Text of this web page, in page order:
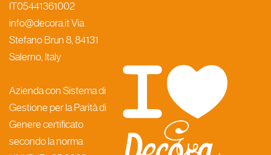
IT05441361002
info@decora.it Via
Stefano Brun 8, 84131
Salerno, Italy
Azienda con Sistema di
Gestione per la Parità di
Genere certificato
secondo la norma